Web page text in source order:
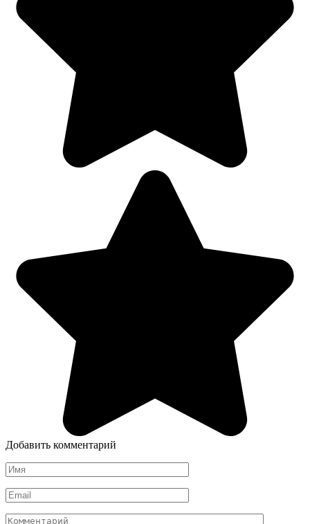
Добавить комментарий
Имя
*
Email
*
Комментарий